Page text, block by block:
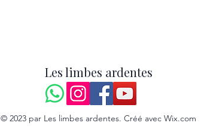
Les limbes ardentes
© 2023 par Les limbes ardentes. Créé avec Wix.com